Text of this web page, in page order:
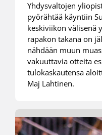
Yhdysvaltojen
pyörähtää käyntiin
keskiviikon välisenä
rapakon takana on
nähdään muun
vakuuttavia otteita
tulokaskautensa
Maj Lahtinen.